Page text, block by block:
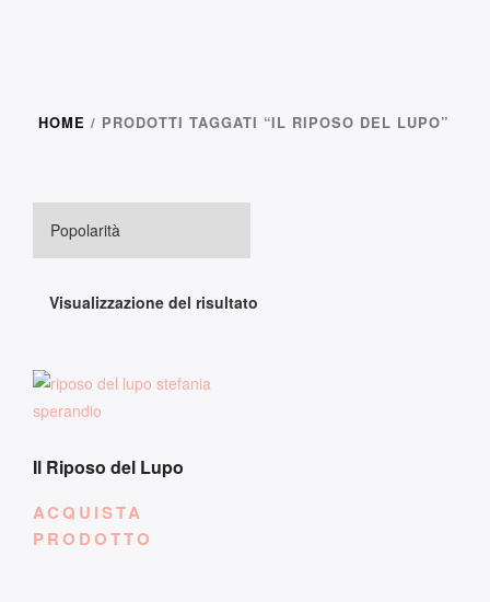
HOME / PRODOTTI TAGGATI “IL RIPOSO DEL LUPO”
Visualizzazione del risultato
Il Riposo del Lupo
ACQUISTA
PRODOTTO